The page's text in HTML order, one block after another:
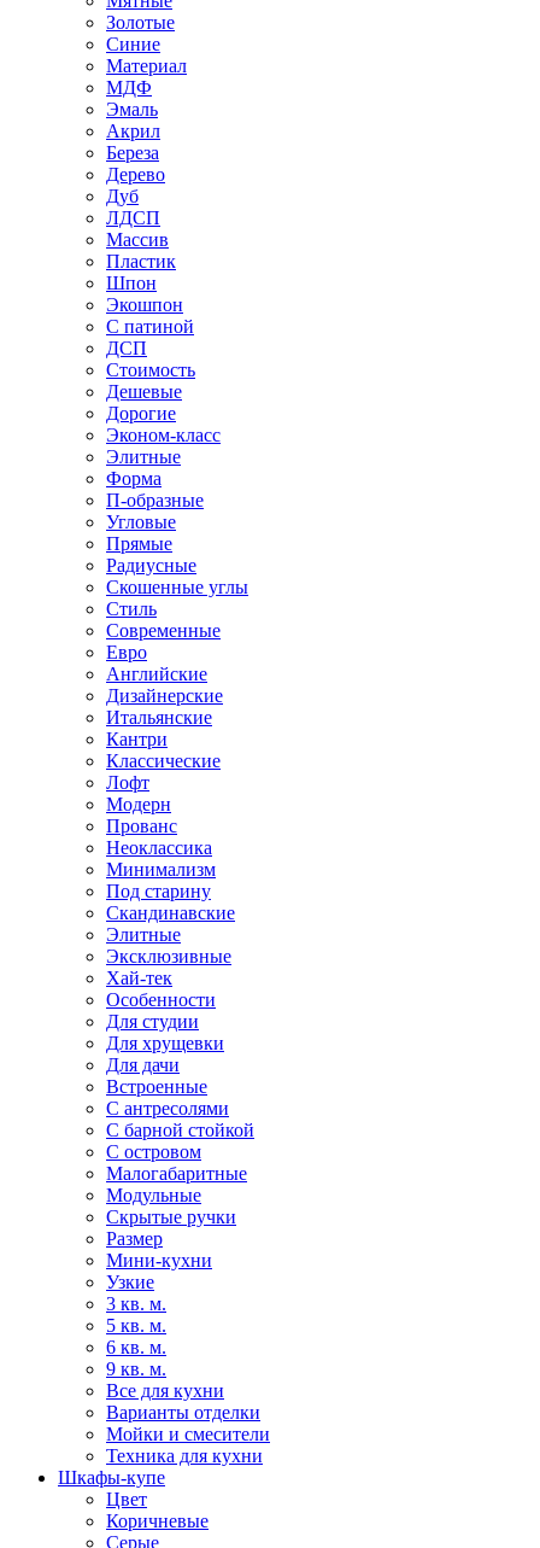
Золотые
Синие
Материал
МДФ
Эмаль
Акрил
Береза
Дерево
Дуб
ЛДСП
Массив
Пластик
Шпон
Экошпон
С патиной
ДСП
Стоимость
Дешевые
Дорогие
Эконом-класс
Элитные
Форма
П-образные
Угловые
Прямые
Радиусные
Скошенные углы
Стиль
Современные
Евро
Английские
Дизайнерские
Итальянские
Кантри
Классические
Лофт
Модерн
Прованс
Неоклассика
Минимализм
Под старину
Скандинавские
Элитные
Эксклюзивные
Хай-тек
Особенности
Для студии
Для хрущевки
Для дачи
Встроенные
С антресолями
С барной стойкой
С островом
Малогабаритные
Модульные
Скрытые ручки
Размер
Мини-кухни
Узкие
3 кв. м.
5 кв. м.
6 кв. м.
9 кв. м.
Все для кухни
Варианты отделки
Мойки и смесители
Техника для кухни
Шкафы-купе
Цвет
Коричневые
Серые